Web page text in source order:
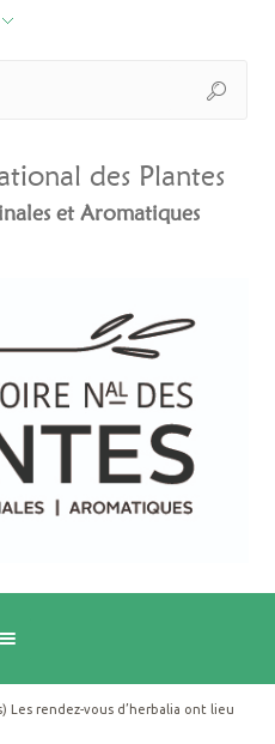
des Plantes
et Aromatiques
Les rendez-vous d’herbalia ont lieu